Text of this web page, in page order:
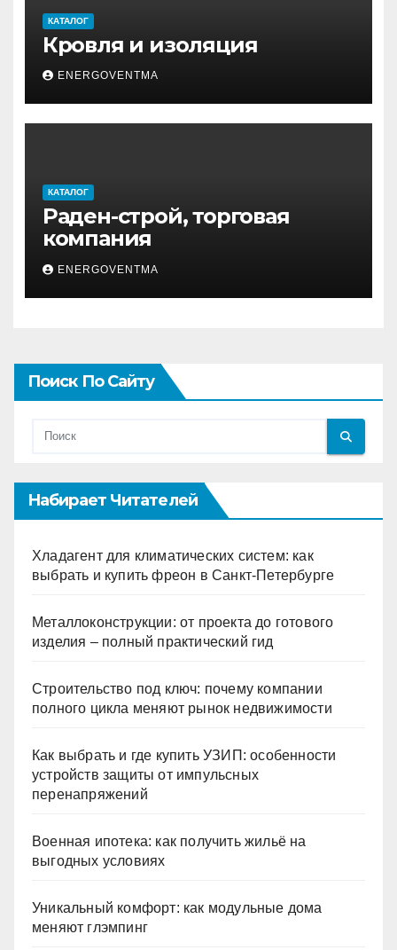
КАТАЛОГ
Кровля и изоляция
ENERGOVENTMA
КАТАЛОГ
Раден-строй, торговая
компания
ENERGOVENTMA
Поиск По Сайту
Набирает Читателей
Хладагент для климатических систем: как
выбрать и купить фреон в Санкт-Петербурге
Металлоконструкции: от проекта до готового
изделия – полный практический гид
Строительство под ключ: почему компании
полного цикла меняют рынок недвижимости
Как выбрать и где купить УЗИП: особенности
устройств защиты от импульсных
перенапряжений
Военная ипотека: как получить жильё на
выгодных условиях
Уникальный комфорт: как модульные дома
меняют глэмпинг